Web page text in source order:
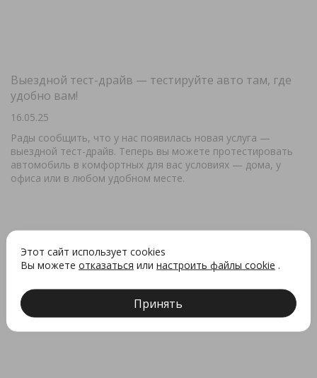
Выездной тест-драйв — тестируйте авто там, где
удобно вам!
16.05.25
Рады сообщить, что у нас появилась новая услуга —
выездной тест-драйв. Теперь вы можете протестировать
автомобиль в комфортных для вас условиях — дома, у
офиса или в любом удобном месте.
Этот сайт использует cookies
Вы можете отказаться или настроить файлы cookie .
Принять